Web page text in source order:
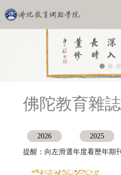
佛陀教育雜誌
2026 2025